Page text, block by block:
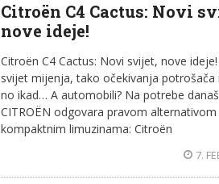
Citroën C4 Cactus: Novi
nove ideje!
Citroën C4 Cactus: Novi svijet, nove
svijet mijenja, tako očekivanja potrošača
no ikad… A automobili? Na potrebe
CITROËN odgovara pravom alternativom
kompaktnim limuzinama: Citroën
7.